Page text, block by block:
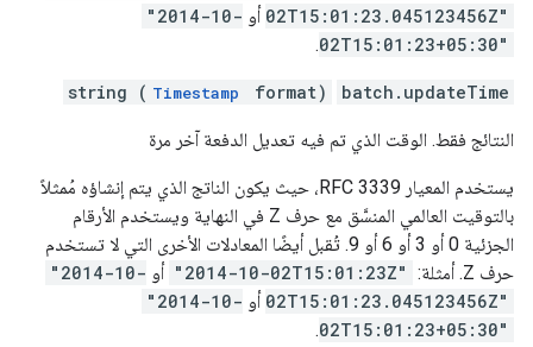
02T15:01:23.045123456Z" أو "2014-10-
02T15:01:23+05:30"
.
batch.updateTime
string ( Timestamp format)
النتائج فقط. الوقت الذي تم فيه تعديل الدفعة آخر مرة
يستخدم المعيار RFC 3339، حيث يكون الناتج الذي يتم إنشاؤه مُمثلاً
بالتوقيت العالمي المنسَّق مع حرف Z في النهاية ويستخدم الأرقام
الجزئية 0 أو 3 أو 6 أو 9. تُقبل أيضًا المعادلات الأخرى التي لا تستخدم
حرف Z. أمثلة:
"2014-10-02T15:01:23Z" أو "2014-10-
02T15:01:23.045123456Z" أو "2014-10-
02T15:01:23+05:30"
.